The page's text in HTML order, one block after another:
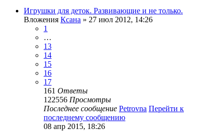
Игрушки для деток. Развивающие и не только.
Вложения Ксана » 27 июл 2012, 14:26
1
…
13
14
15
16
17
161 Ответы
122556 Просмотры
Последнее сообщение Petrovna Перейти к
последнему сообщению
08 апр 2015, 18:26